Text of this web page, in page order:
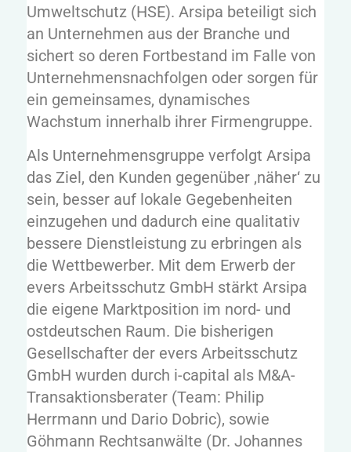
Umweltschutz (HSE). Arsipa beteiligt sich
an Unternehmen aus der Branche und
sichert so deren Fortbestand im Falle von
Unternehmensnachfolgen oder sorgen für
ein gemeinsames, dynamisches
Wachstum innerhalb ihrer Firmengruppe.
Als Unternehmensgruppe verfolgt Arsipa
das Ziel, den Kunden gegenüber ‚näher‘ zu
sein, besser auf lokale Gegebenheiten
einzugehen und dadurch eine qualitativ
bessere Dienstleistung zu erbringen als
die Wettbewerber. Mit dem Erwerb der
evers Arbeitsschutz GmbH stärkt Arsipa
die eigene Marktposition im nord- und
ostdeutschen Raum. Die bisherigen
Gesellschafter der evers Arbeitsschutz
GmbH wurden durch i-capital als M&A-
Transaktionsberater (Team: Philip
Herrmann und Dario Dobric), sowie
Göhmann Rechtsanwälte (Dr. Johannes